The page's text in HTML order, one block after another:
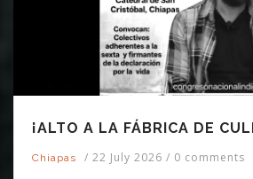
¡ALTO A LA FÁBRICA DE
Chiapas / 22 July 2026 / 0 comments